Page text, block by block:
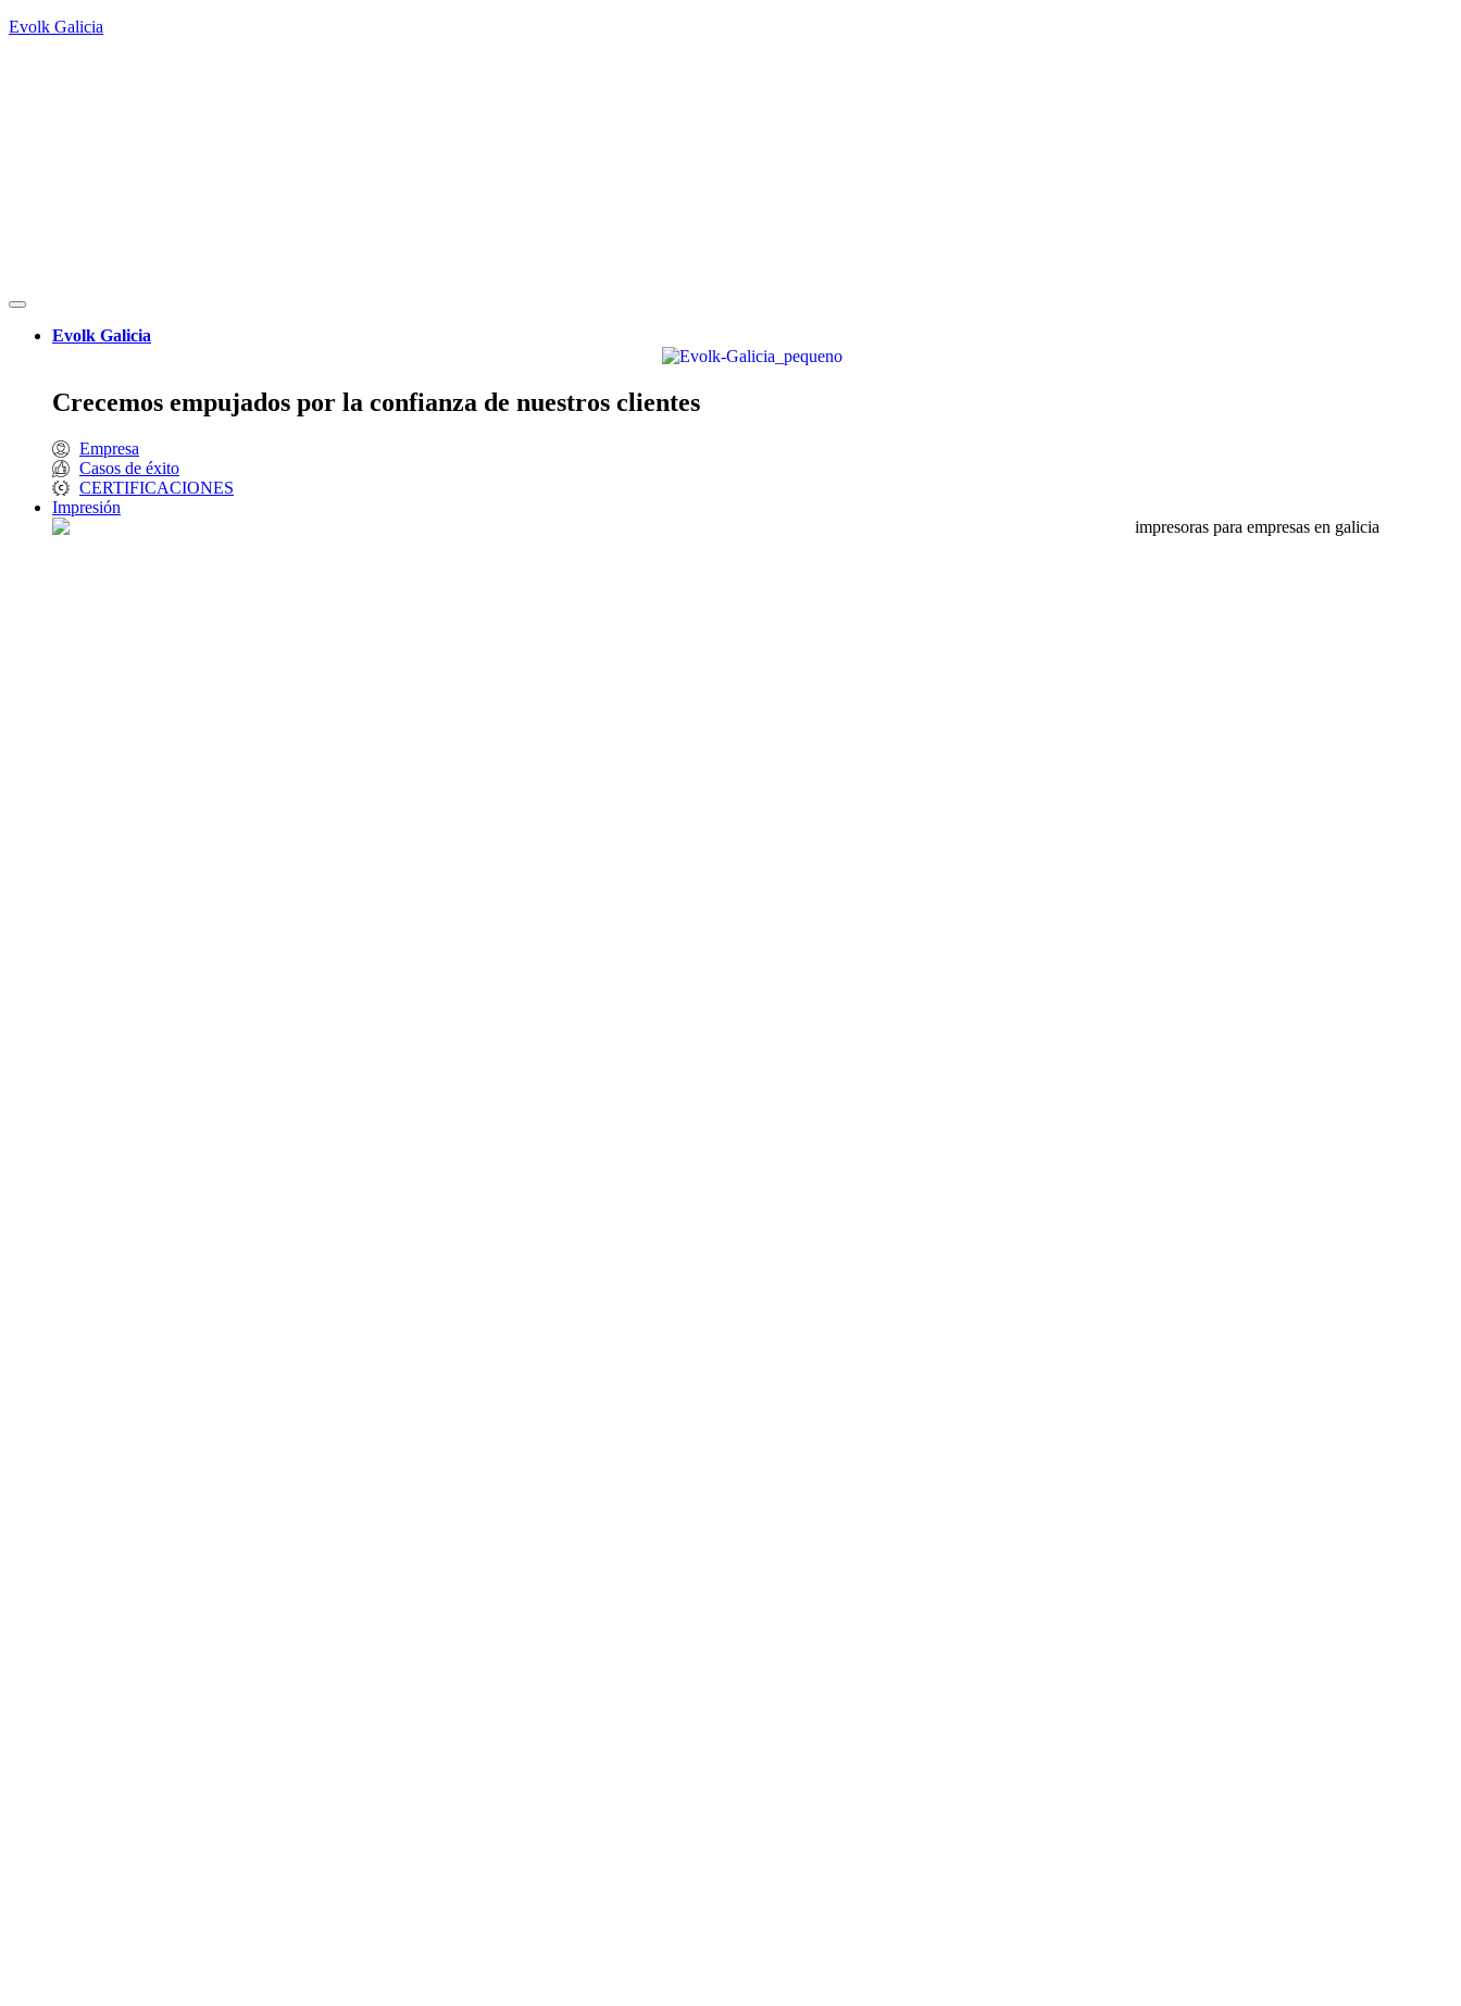
Evolk Galicia
Evolk Galicia
Crecemos empujados por la confianza de nuestros clientes
Empresa
Casos de éxito
CERTIFICACIONES
Impresión